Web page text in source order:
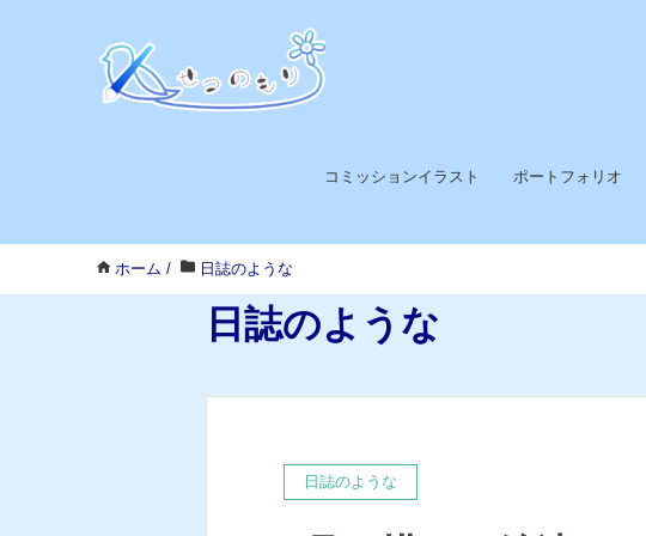
コミッションイラスト ポートフォリオ
ホーム / 日誌のような
日誌のような
日誌のような